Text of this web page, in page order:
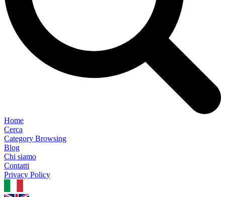
Home
Cerca
Category Browsing
Blog
Chi siamo
Contatti
Privacy Policy